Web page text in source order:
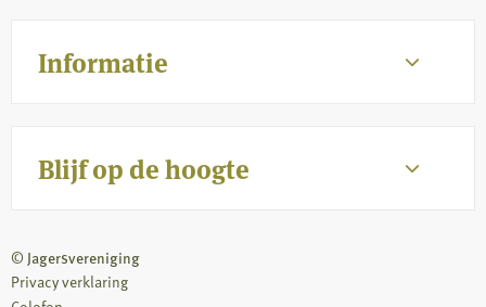
Informatie
Blijf op de hoogte
© Jagersvereniging
Privacy verklaring